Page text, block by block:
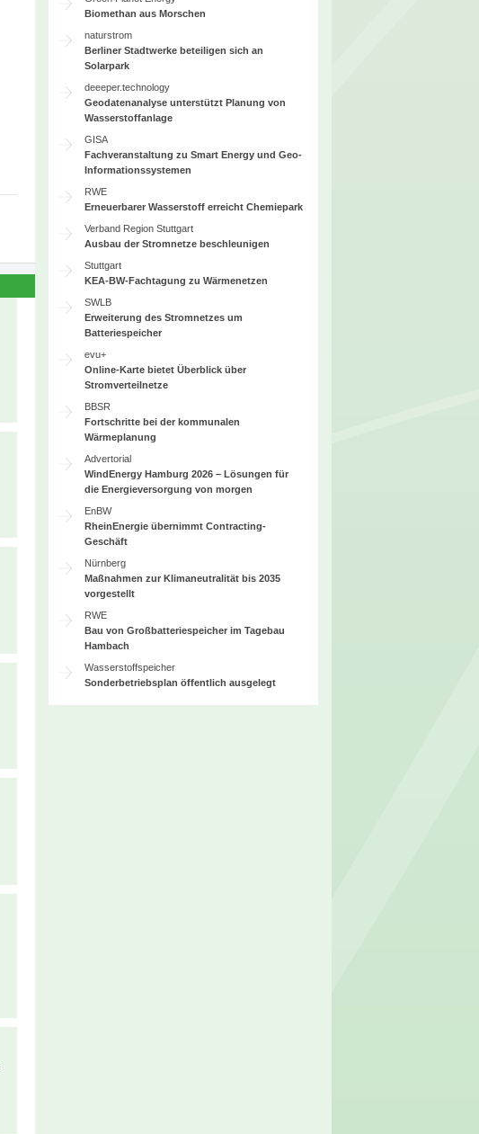
Biomethan aus Morschen
naturstrom
Berliner Stadtwerke beteiligen sich an
Solarpark
deeeper.technology
Geodatenanalyse unterstützt Planung von
Wasserstoffanlage
GISA
Fachveranstaltung zu Smart Energy und Geo-
Informationssystemen
RWE
Erneuerbarer Wasserstoff erreicht Chemiepark
Verband Region Stuttgart
Ausbau der Stromnetze beschleunigen
Stuttgart
KEA-BW-Fachtagung zu Wärmenetzen
SWLB
Erweiterung des Stromnetzes um
Batteriespeicher
evu+
Online-Karte bietet Überblick über
Stromverteilnetze
BBSR
Fortschritte bei der kommunalen
Wärmeplanung
Advertorial
WindEnergy Hamburg 2026 – Lösungen für
die Energieversorgung von morgen
EnBW
RheinEnergie übernimmt Contracting-
Geschäft
Nürnberg
Maßnahmen zur Klimaneutralität bis 2035
vorgestellt
RWE
Bau von Großbatteriespeicher im Tagebau
Hambach
Wasserstoffspeicher
Sonderbetriebsplan öffentlich ausgelegt